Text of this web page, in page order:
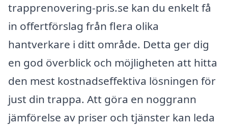
trapprenovering-pris.se kan du enkelt få
in offertförslag från flera olika
hantverkare i ditt område. Detta ger dig
en god överblick och möjligheten att hitta
den mest kostnadseffektiva lösningen för
just din trappa. Att göra en noggrann
jämförelse av priser och tjänster kan leda